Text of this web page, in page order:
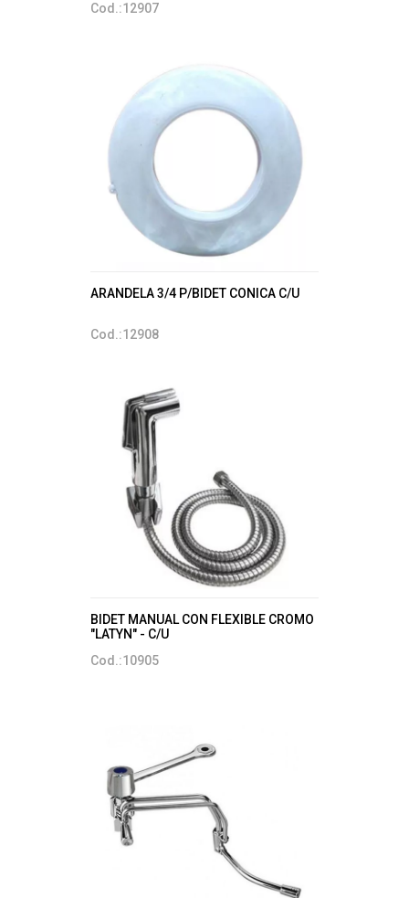
Cod.:12907
ARANDELA 3/4 P/BIDET CONICA C/U
Cod.:12908
BIDET MANUAL CON FLEXIBLE CROMO
"LATYN" - C/U
Cod.:10905